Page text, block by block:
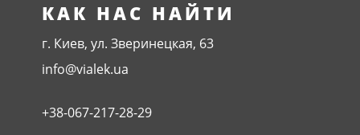
КАК НАС НАЙТИ
г. Киев, ул. Зверинецкая, 63
info@vialek.ua
+38-067-217-28-29